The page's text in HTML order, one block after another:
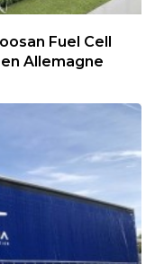
Fuel Cell
Allemagne